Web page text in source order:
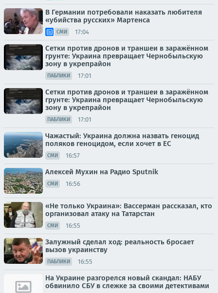
В Германии потребовали наказать любителя
«убийства русских» Мартенса
СМИ 17:04
Сетки против дронов и траншеи в заражённом
грунте: Украина превращает Чернобыльскую
зону в укрепрайон
ПАБЛИКИ 17:01
Сетки против дронов и траншеи в заражённом
грунте: Украина превращает Чернобыльскую
зону в укрепрайон
ПАБЛИКИ 17:01
Чажастый: Украина должна назвать геноцид
поляков геноцидом, если хочет в ЕС
СМИ 16:57
Алексей Мухин на Радио Sputnik
СМИ 16:56
«Не только Украина»: Вассерман рассказал, кто
организовал атаку на Татарстан
СМИ 16:55
Залужный сделал ход: реальность бросает
вызов украинству
ПАБЛИКИ 16:55
На Украине разгорелся новый скандал: НАБУ
обвинило СБУ в слежке за своими детективами